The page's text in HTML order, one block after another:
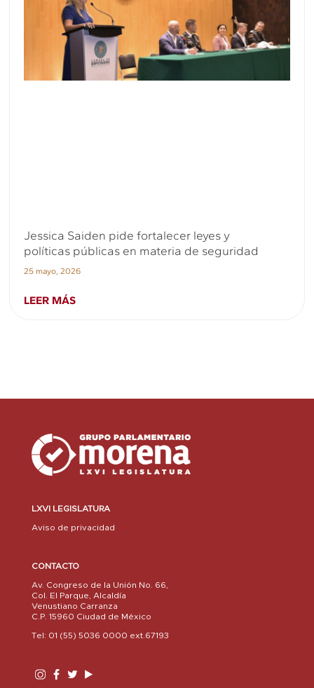
Jessica Saiden pide fortalecer leyes y
políticas públicas en materia de seguridad
25 mayo, 2026
LEER MÁS
LXVI LEGISLATURA
Aviso de privacidad
CONTACTO
Av. Congreso de la Unión No. 66,
Col. El Parque, Alcaldía
Venustiano Carranza
C.P. 15960 Ciudad de México
Tel: 01 (55) 5036 0000 ext.67193